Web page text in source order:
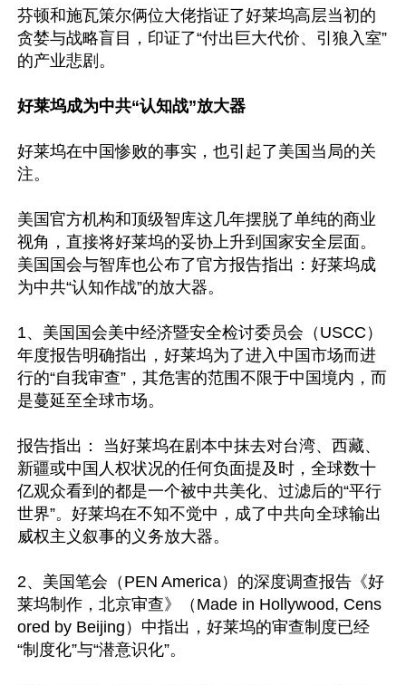
芬顿和施瓦策尔俩位大佬指证了好莱坞高层当初的
贪婪与战略盲目，印证了“付出巨大代价、引狼入室”
的产业悲剧。
好莱坞成为中共“认知战”放大器
好莱坞在中国惨败的事实，也引起了美国当局的关
注。
美国官方机构和顶级智库这几年摆脱了单纯的商业
视角，直接将好莱坞的妥协上升到国家安全层面。
美国国会与智库也公布了官方报告指出：好莱坞成
为中共“认知作战”的放大器。
1、美国国会美中经济暨安全检讨委员会（USCC）
年度报告明确指出，好莱坞为了进入中国市场而进
行的“自我审查”，其危害的范围不限于中国境内，而
是蔓延至全球市场。
报告指出： 当好莱坞在剧本中抹去对台湾、西藏、
新疆或中国人权状况的任何负面提及时，全球数十
亿观众看到的都是一个被中共美化、过滤后的“平行
世界”。好莱坞在不知不觉中，成了中共向全球输出
威权主义叙事的义务放大器。
2、美国笔会（PEN America）的深度调查报告《好
莱坞制作，北京审查》（Made in Hollywood, Cens
ored by Beijing）中指出，好莱坞的审查制度已经
“制度化”与“潜意识化”。